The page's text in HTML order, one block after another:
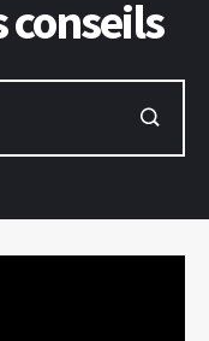
conseils